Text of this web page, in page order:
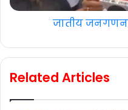
जातीय
Related Articles